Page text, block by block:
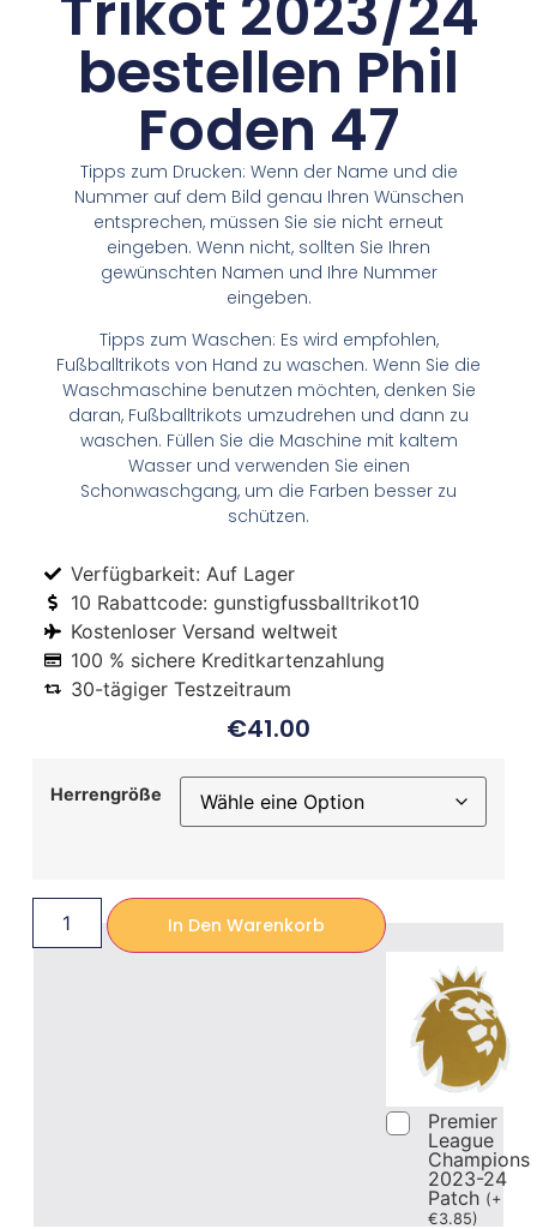
bestellen Phil
Foden 47
Tipps zum Drucken: Wenn der Name und die
Nummer auf dem Bild genau Ihren Wünschen
entsprechen, müssen Sie sie nicht erneut
eingeben. Wenn nicht, sollten Sie Ihren
gewünschten Namen und Ihre Nummer
eingeben.
Tipps zum Waschen: Es wird empfohlen,
Fußballtrikots von Hand zu waschen. Wenn Sie die
Waschmaschine benutzen möchten, denken Sie
daran, Fußballtrikots umzudrehen und dann zu
waschen. Füllen Sie die Maschine mit kaltem
Wasser und verwenden Sie einen
Schonwaschgang, um die Farben besser zu
schützen.
Verfügbarkeit: Auf Lager
10 Rabattcode: gunstigfussballtrikot10
Kostenloser Versand weltweit
100 % sichere Kreditkartenzahlung
30-tägiger Testzeitraum
€41.00
Herrengröße
In Den Warenkorb
Premier
League
Champions
2023-24
Patch (+
€3.85)